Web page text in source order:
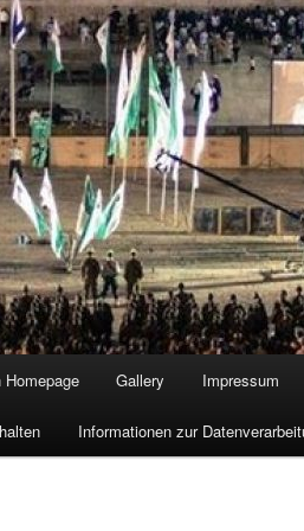
Homepage Gallery Impressum
Informationen zur